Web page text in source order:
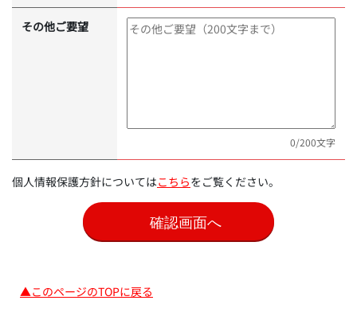
その他ご要望
0/200文字
個人情報保護方針についてはこちらをご覧ください。
▲このページのTOPに戻る